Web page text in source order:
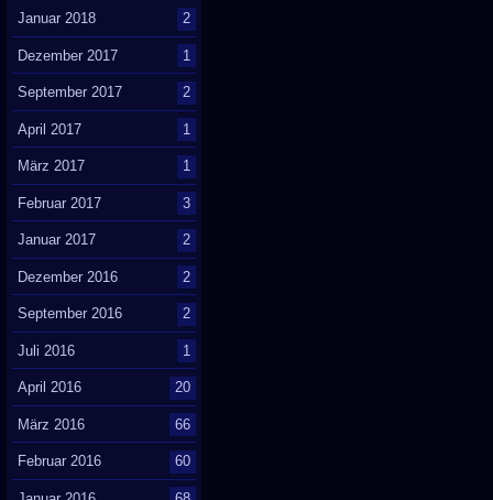
Januar 2018 2
Dezember 2017 1
September 2017 2
April 2017 1
März 2017 1
Februar 2017 3
Januar 2017 2
Dezember 2016 2
September 2016 2
Juli 2016 1
April 2016 20
März 2016 66
Februar 2016 60